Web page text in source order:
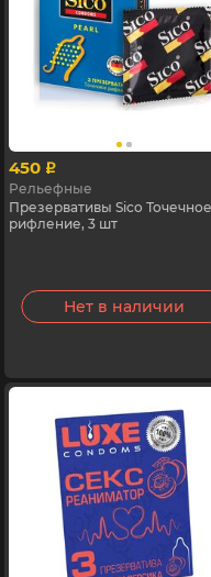
450 p
Рельефные
Презервативы Sico Точечное
рифление, 3 шт
Нет в наличии